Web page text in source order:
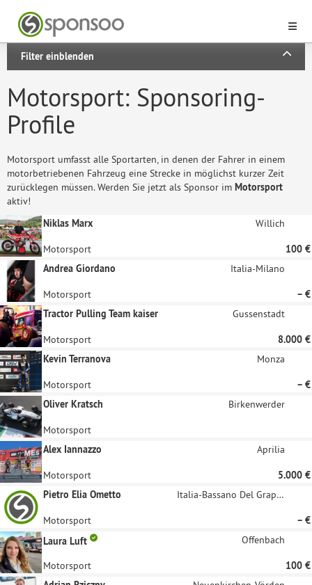
Filter einblenden
Motorsport: Sponsoring-
Profile
Motorsport umfasst alle Sportarten, in denen der Fahrer in einem
motorbetriebenen Fahrzeug eine Strecke in möglichst kurzer Zeit
zurücklegen müssen. Werden Sie jetzt als Sponsor im Motorsport
aktiv!
Niklas Marx
Willich
Motorsport
100 €
Andrea Giordano
Italia-Milano
Motorsport
– €
Tractor Pulling Team kaiser
Gussenstadt
Motorsport
8.000 €
Kevin Terranova
Monza
Motorsport
– €
Oliver Kratsch
Birkenwerder
Motorsport
Alex Iannazzo
Aprilia
Motorsport
5.000 €
Pietro Elia Ometto
Italia-Bassano Del Grappa
Motorsport
– €
Laura Luft
Offenbach
Motorsport
100 €